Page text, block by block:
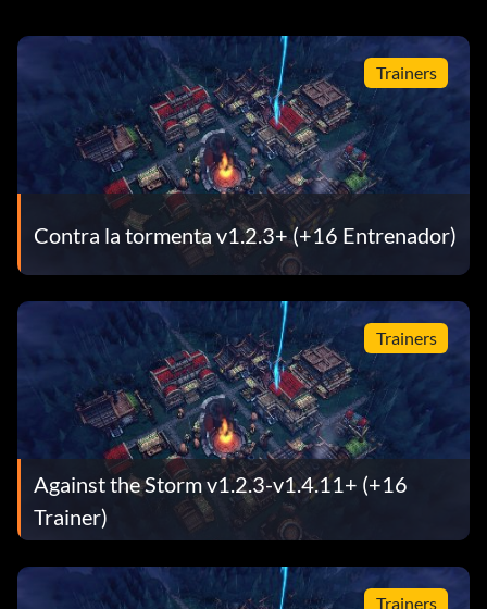
Trainers
Contra la tormenta v1.2.3+ (+16 Entrenador)
Trainers
Against the Storm v1.2.3-v1.4.11+ (+16
Trainer)
Trainers